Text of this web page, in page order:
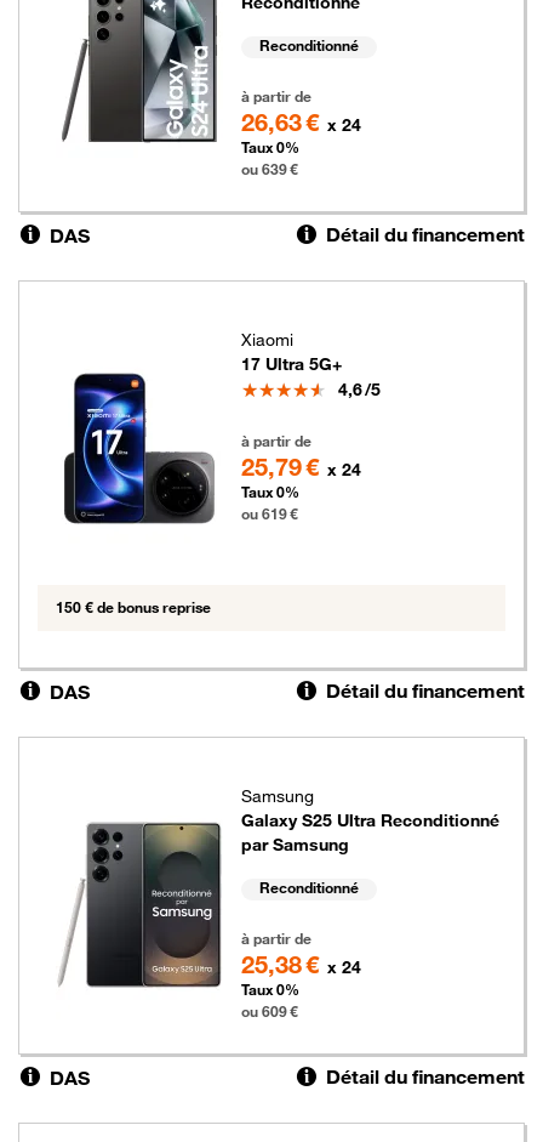
Reconditionné
à partir de
26,63 € x 24
Taux 0%
ou 639 €
DAS Détail du financement
Xiaomi
17 Ultra 5G+
Note
4,6/5
à partir de
25,79 € x 24
Taux 0%
ou 619 €
150 € de bonus reprise
DAS Détail du financement
Samsung
Galaxy S25 Ultra Reconditionné
par Samsung
Reconditionné
à partir de
25,38 € x 24
Taux 0%
ou 609 €
DAS Détail du financement